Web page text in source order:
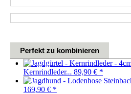
Perfekt zu kombinieren
Kernrindleder... 89,90 € *
169,90 € *